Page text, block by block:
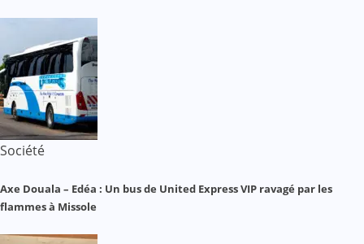
Société
Axe Douala – Edéa : Un bus de United Express VIP ravagé par les
flammes à Missole